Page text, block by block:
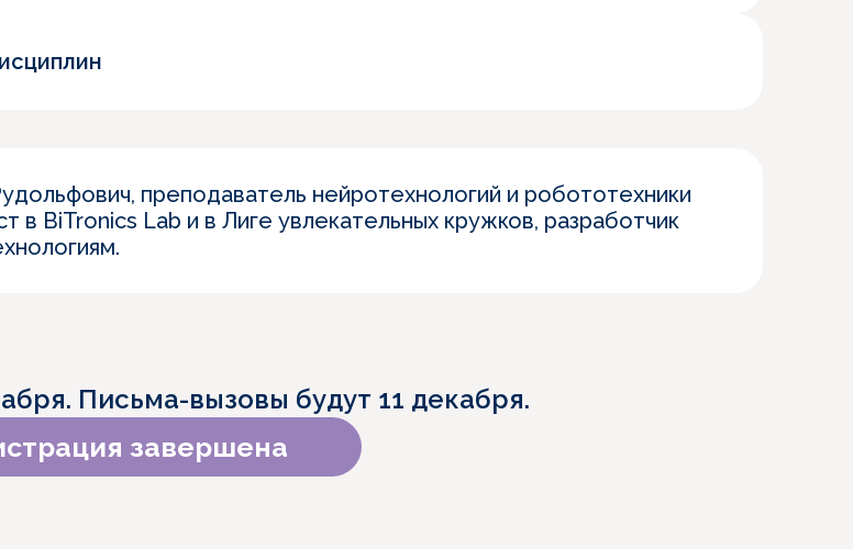
преподаватель нейротехнологий и робототехники
BiTronics Lab и в Лиге увлекательных кружков, разработчик
Письма-вызовы будут 11 декабря.
завершена